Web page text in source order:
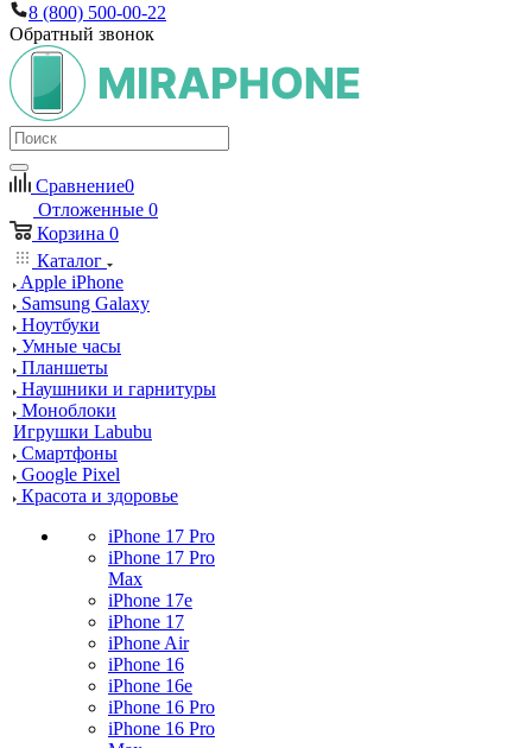
8 (800) 500-00-22
Обратный звонок
Сравнение0
Отложенные 0
Корзина 0
Каталог
Apple iPhone
Samsung Galaxy
Ноутбуки
Умные часы
Планшеты
Наушники и гарнитуры
Моноблоки
Игрушки Labubu
Смартфоны
Google Pixel
Красота и здоровье
iPhone 17 Pro
iPhone 17 Pro
Max
iPhone 17e
iPhone 17
iPhone Air
iPhone 16
iPhone 16e
iPhone 16 Pro
iPhone 16 Pro